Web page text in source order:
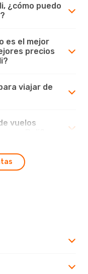
¿cómo puedo
es el mejor
precios
viajar de
vuelos